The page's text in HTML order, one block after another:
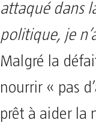
attaqué dans
politique, je
Malgré la
nourrir « pas
prêt à aider la